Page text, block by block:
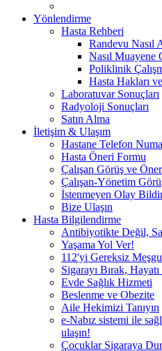
Yönlendirme
Hasta Rehberi
Randevu Nasıl
Nasıl Muayene
Poliklinik
Hasta Hakları
Laboratuvar Sonuçları
Radyoloji Sonuçları
Satın Alma
İletişim & Ulaşım
Hastane Telefon
Hasta Öneri Formu
Çalışan Görüş ve
Çalışan-Yönetim
İstenmeyen Olay
Bize Ulaşın
Hasta Bilgilendirme
Antibiyotikte Değil,
Yaşama Yol Ver!
112'yi Gereksiz
Sigarayı Bırak,
Evde Sağlık Hizmeti
Beslenme ve Obezite
Aile Hekimizi Tanıyın
e-Nabız sistemi ile
ulaşın!
Çocuklar Sigaraya